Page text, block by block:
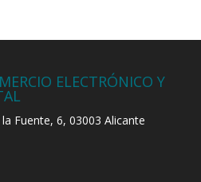
ELECTRÓNICO Y
Fuente, 6, 03003 Alicante